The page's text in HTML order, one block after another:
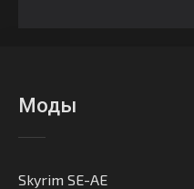
Моды
Skyrim SE-AE